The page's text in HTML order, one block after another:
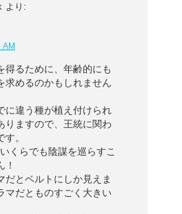
より:
得るために、年齢的にも
求めるのかもしれません
に違う種が植え付けられ
りますので、王統に関わ
。
くらでも陰謀を巡らすこ
！
だとベルトにしか見えま
マだとものすごく大きい